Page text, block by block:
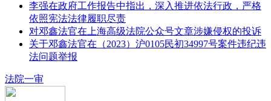
李强在政府工作报告中指出，深入推进依法行政，严格
依照宪法法律履职尽责
对邓鑫法官在上海高级法院公众号文章涉嫌侵权的投诉
关于邓鑫法官在（2023）沪0105民初34997号案件违纪违
法问题举报
法院一审